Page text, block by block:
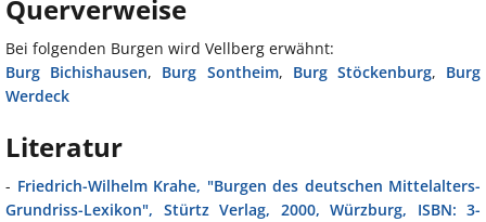
Querverweise
Bei folgenden Burgen wird Vellberg erwähnt:
Burg Bichishausen, Burg Sontheim, Burg Stöckenburg, Burg
Werdeck
Literatur
- Friedrich-Wilhelm Krahe, "Burgen des deutschen Mittelalters-
Grundriss-Lexikon", Stürtz Verlag, 2000, Würzburg, ISBN: 3-